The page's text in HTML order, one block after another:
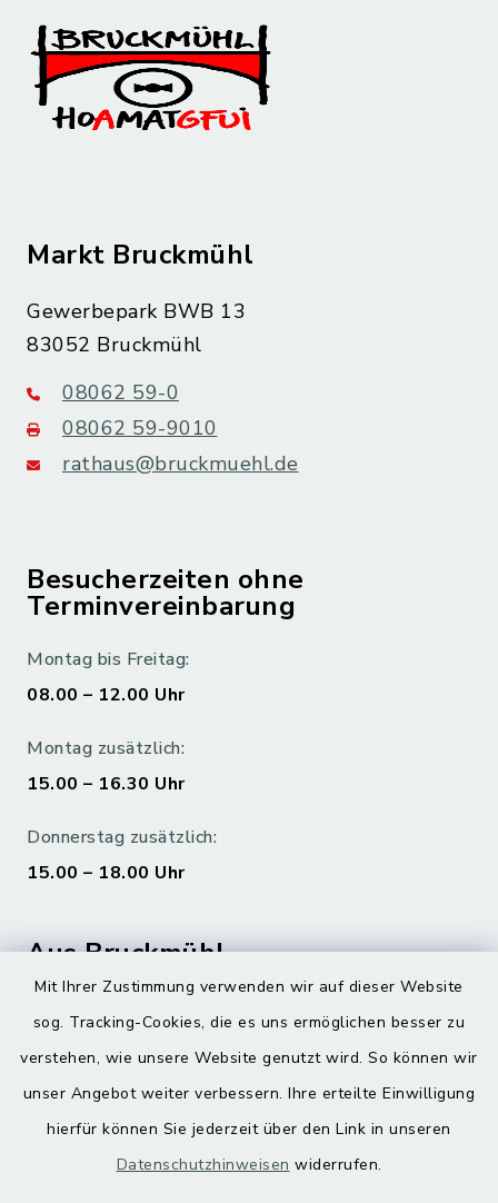
Mit Ihrer Zustimmung verwenden wir auf dieser Website
sog. Tracking-Cookies, die es uns ermöglichen besser zu
verstehen, wie unsere Website genutzt wird. So können wir
unser Angebot weiter verbessern. Ihre erteilte Einwilligung
hierfür können Sie jederzeit über den Link in unseren
Datenschutzhinweisen widerrufen.
Markt Bruckmühl
Gewerbepark BWB 13
83052 Bruckmühl
08062 59-0
08062 59-9010
rathaus@bruckmuehl.de
Besucherzeiten ohne
Terminvereinbarung
Montag bis Freitag:
08.00 – 12.00 Uhr
Montag zusätzlich:
15.00 – 16.30 Uhr
Donnerstag zusätzlich:
15.00 – 18.00 Uhr
Aus Bruckmühl
Digitaler Ortsplan